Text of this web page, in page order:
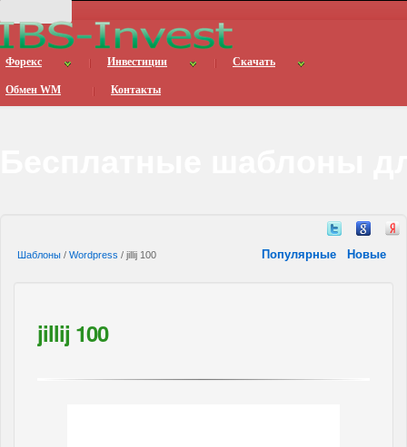
Форекс Инвестиции Скачать
Обмен WM Контакты
Шаблоны / Wordpress / jillij 100 Популярные Новые
jillij 100